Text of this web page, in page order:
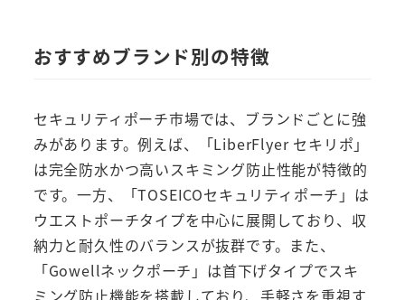
おすすめブランド別の特徴
セキュリティポーチ市場では、ブランドごとに強
みがあります。例えば、「LiberFlyer セキリポ」
は完全防水かつ高いスキミング防止性能が特徴的
です。一方、「TOSEICOセキュリティポーチ」は
ウエストポーチタイプを中心に展開しており、収
納力と耐久性のバランスが抜群です。また、
「Gowellネックポーチ」は首下げタイプでスキ
ミング防止機能を搭載しており、手軽さを重視す